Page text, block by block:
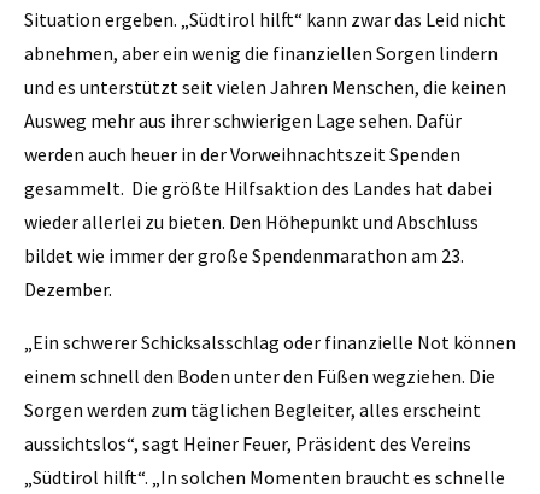
Situation ergeben. „Südtirol hilft“ kann zwar das Leid nicht
abnehmen, aber ein wenig die finanziellen Sorgen lindern
und es unterstützt seit vielen Jahren Menschen, die keinen
Ausweg mehr aus ihrer schwierigen Lage sehen. Dafür
werden auch heuer in der Vorweihnachtszeit Spenden
gesammelt. Die größte Hilfsaktion des Landes hat dabei
wieder allerlei zu bieten. Den Höhepunkt und Abschluss
bildet wie immer der große Spendenmarathon am 23.
Dezember.
„Ein schwerer Schicksalsschlag oder finanzielle Not können
einem schnell den Boden unter den Füßen wegziehen. Die
Sorgen werden zum täglichen Begleiter, alles erscheint
aussichtslos“, sagt Heiner Feuer, Präsident des Vereins
„Südtirol hilft“. „In solchen Momenten braucht es schnelle